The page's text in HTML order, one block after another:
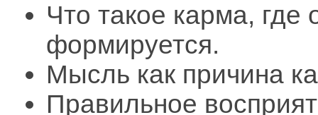
Что такое карма, где
формируется.
Мысль как причина
Правильное